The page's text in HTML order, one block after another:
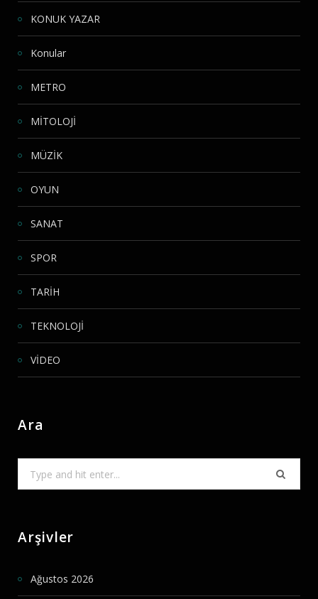
KONUK YAZAR
Konular
METRO
MİTOLOJİ
MÜZİK
OYUN
SANAT
SPOR
TARİH
TEKNOLOJİ
VİDEO
Ara
Arşivler
Ağustos 2026